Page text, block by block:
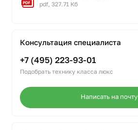
pdf, 327.71 Кб
Консультация специалиста
+7 (495) 223-93-01
Подобрать технику класса люкс
Написать на почту